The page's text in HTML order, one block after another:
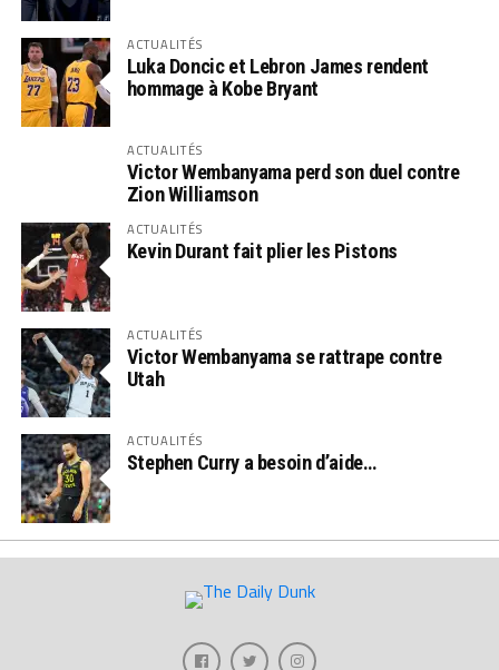
ACTUALITÉS
Luka Doncic et Lebron James rendent
hommage à Kobe Bryant
ACTUALITÉS
Victor Wembanyama perd son duel contre
Zion Williamson
ACTUALITÉS
Kevin Durant fait plier les Pistons
ACTUALITÉS
Victor Wembanyama se rattrape contre
Utah
ACTUALITÉS
Stephen Curry a besoin d’aide…